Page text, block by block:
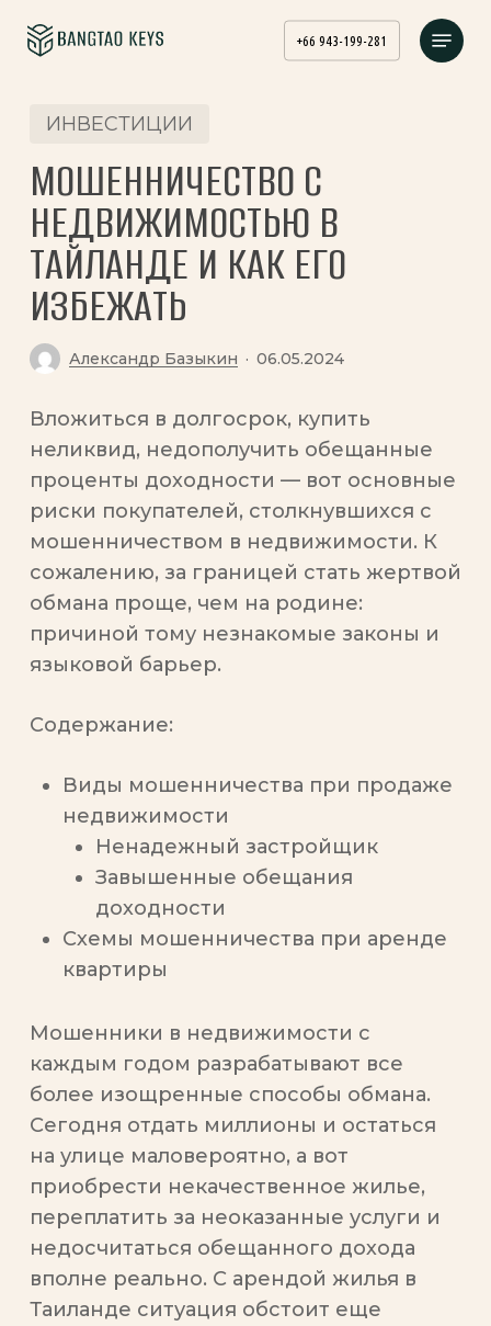
main
+66 943-199-281
Menu
ИНВЕСТИЦИИ
МОШЕННИЧЕСТВО С
НЕДВИЖИМОСТЬЮ В
ТАЙЛАНДЕ И КАК ЕГО
ИЗБЕЖАТЬ
Александр Базыкин 06.05.2024
Вложиться в долгосрок, купить
неликвид, недополучить обещанные
проценты доходности — вот основные
риски покупателей, столкнувшихся с
мошенничеством в недвижимости. К
сожалению, за границей стать жертвой
обмана проще, чем на родине:
причиной тому незнакомые законы и
языковой барьер.
Содержание:
Виды мошенничества при продаже
недвижимости
Ненадежный застройщик
Завышенные обещания
доходности
Схемы мошенничества при аренде
квартиры
Мошенники в недвижимости с
каждым годом разрабатывают все
более изощренные способы обмана.
Сегодня отдать миллионы и остаться
на улице маловероятно, а вот
приобрести некачественное жилье,
переплатить за неоказанные услуги и
недосчитаться обещанного дохода
вполне реально. С арендой жилья в
Таиланде ситуация обстоит еще